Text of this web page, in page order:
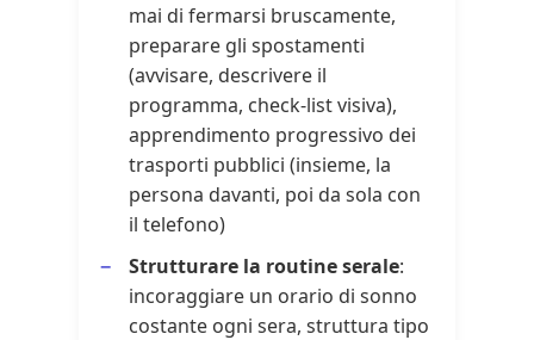
mai di fermarsi bruscamente,
preparare gli spostamenti
(avvisare, descrivere il
programma, check-list visiva),
apprendimento progressivo dei
trasporti pubblici (insieme, la
persona davanti, poi da sola con
il telefono)
Strutturare la routine serale:
incoraggiare un orario di sonno
costante ogni sera, struttura tipo